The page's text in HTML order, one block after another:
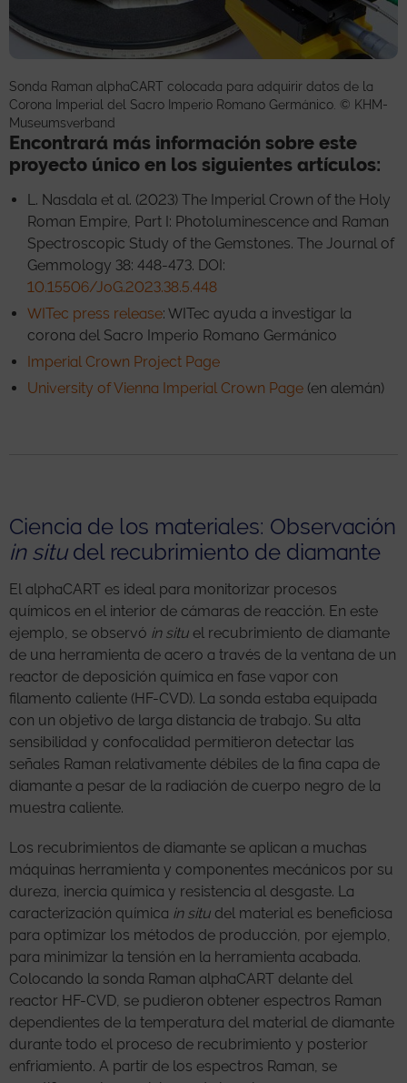
Sonda Raman alphaCART colocada para adquirir datos de la
Corona Imperial del Sacro Imperio Romano Germánico. © KHM-
Museumsverband
Encontrará más información sobre este
proyecto único en los siguientes artículos:
L. Nasdala et al. (2023) The Imperial Crown of the Holy
Roman Empire, Part I: Photoluminescence and Raman
Spectroscopic Study of the Gemstones. The Journal of
Gemmology 38: 448-473. DOI:
10.15506/JoG.2023.38.5.448
WITec press release: WITec ayuda a investigar la
corona del Sacro Imperio Romano Germánico
Imperial Crown Project Page
University of Vienna Imperial Crown Page (en alemán)
Ciencia de los materiales: Observación
in situdel recubrimiento de diamante
El alphaCART es ideal para monitorizar procesos
químicos en el interior de cámaras de reacción. En este
ejemplo, se observó in situ el recubrimiento de diamante
de una herramienta de acero a través de la ventana de un
reactor de deposición química en fase vapor con
filamento caliente (HF-CVD). La sonda estaba equipada
con un objetivo de larga distancia de trabajo. Su alta
sensibilidad y confocalidad permitieron detectar las
señales Raman relativamente débiles de la fina capa de
diamante a pesar de la radiación de cuerpo negro de la
muestra caliente.
Los recubrimientos de diamante se aplican a muchas
máquinas herramienta y componentes mecánicos por su
dureza, inercia química y resistencia al desgaste. La
caracterización química in situ del material es beneficiosa
para optimizar los métodos de producción, por ejemplo,
para minimizar la tensión en la herramienta acabada.
Colocando la sonda Raman alphaCART delante del
reactor HF-CVD, se pudieron obtener espectros Raman
dependientes de la temperatura del material de diamante
durante todo el proceso de recubrimiento y posterior
enfriamiento. A partir de los espectros Raman, se